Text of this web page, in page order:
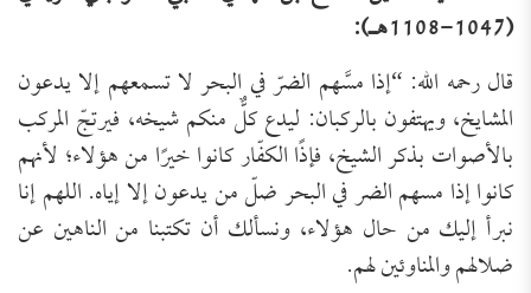
(1047-1108هـ):
قال رحمه الله: “إذا مسَّهم الضرّ في البحر لا تسمعهم إلا يدعون
المشايخ، ويهتفون بالركبان: ليدع كلٌّ منكم شيخه، فيرتجّ المركب
بالأصوات بذكر الشيخ، فإذًا الكفّار كانوا خيرًا من هؤلاء؛ لأنهم
كانوا إذا مسهم الضر في البحر ضلّ من يدعون إلا إياه. اللهم إنا
نبرأ إليك من حال هؤلاء، ونسألك أن تكتبنا من الناهين عن
ضلالهم والمناوئين لهم.